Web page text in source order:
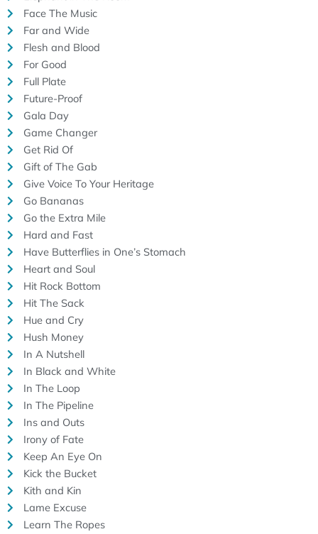
Face The Music
Far and Wide
Flesh and Blood
For Good
Full Plate
Future-Proof
Gala Day
Game Changer
Get Rid Of
Gift of The Gab
Give Voice To Your Heritage
Go Bananas
Go the Extra Mile
Hard and Fast
Have Butterflies in One’s Stomach
Heart and Soul
Hit Rock Bottom
Hit The Sack
Hue and Cry
Hush Money
In A Nutshell
In Black and White
In The Loop
In The Pipeline
Ins and Outs
Irony of Fate
Keep An Eye On
Kick the Bucket
Kith and Kin
Lame Excuse
Learn The Ropes